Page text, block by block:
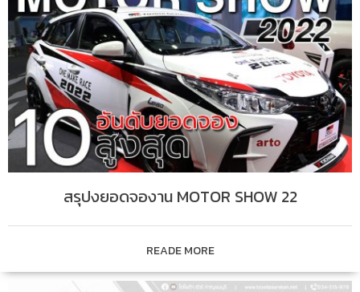
สรุปงยอดจองาน MOTOR SHOW 22
READE MORE